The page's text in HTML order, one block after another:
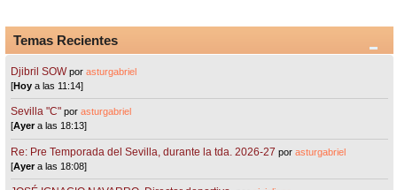
Temas Recientes
Djibril SOW porasturgabriel
[Hoy a las 11:14]
Sevilla "C"porasturgabriel
[Ayera las 18:13]
Re: Pre Temporada del Sevilla, durante la tda. 2026-27 porasturgabriel
[Ayera las 18:08]